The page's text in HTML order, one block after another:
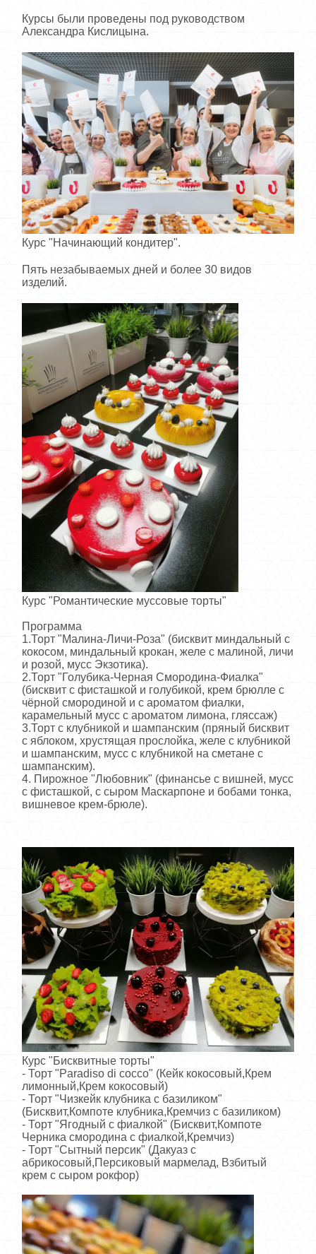
Курсы были проведены под руководством
Александра Кислицына.
Курс "Начинающий кондитер".
Пять незабываемых дней и более 30 видов
изделий.
Курс "Романтические муссовые торты"
Программа
1.Торт "Малина-Личи-Роза" (бисквит миндальный с
кокосом, миндальный крокан, желе с малиной, личи
и розой, мусс Экзотика).
2.Торт "Голубика-Черная Смородина-Фиалка"
(бисквит с фисташкой и голубикой, крем брюлле с
чёрной смородиной и с ароматом фиалки,
карамельный мусс с ароматом лимона, гляссаж)
3.Торт с клубникой и шампанским (пряный бисквит
с яблоком, хрустящая прослойка, желе с клубникой
и шампанским, мусс с клубникой на сметане с
шампанским).
4. Пирожное "Любовник" (финансье с вишней, мусс
с фисташкой, с сыром Маскарпоне и бобами тонка,
вишневое крем-брюле).
Курс "Бисквитные торты"
- Торт "Рaradiso di cocco" (Кейк кокосовый,Крем
лимонный,Крем кокосовый)
- Торт "Чизкейк клубника с базиликом"
(Бисквит,Компоте клубника,Кремчиз с базиликом)
- Торт "Ягодный с фиалкой" (Бисквит,Компоте
Черника смородина с фиалкой,Кремчиз)
- Торт "Сытный персик" (Дакуаз с
абрикосовый,Персиковый мармелад, Взбитый
крем с сыром рокфор)